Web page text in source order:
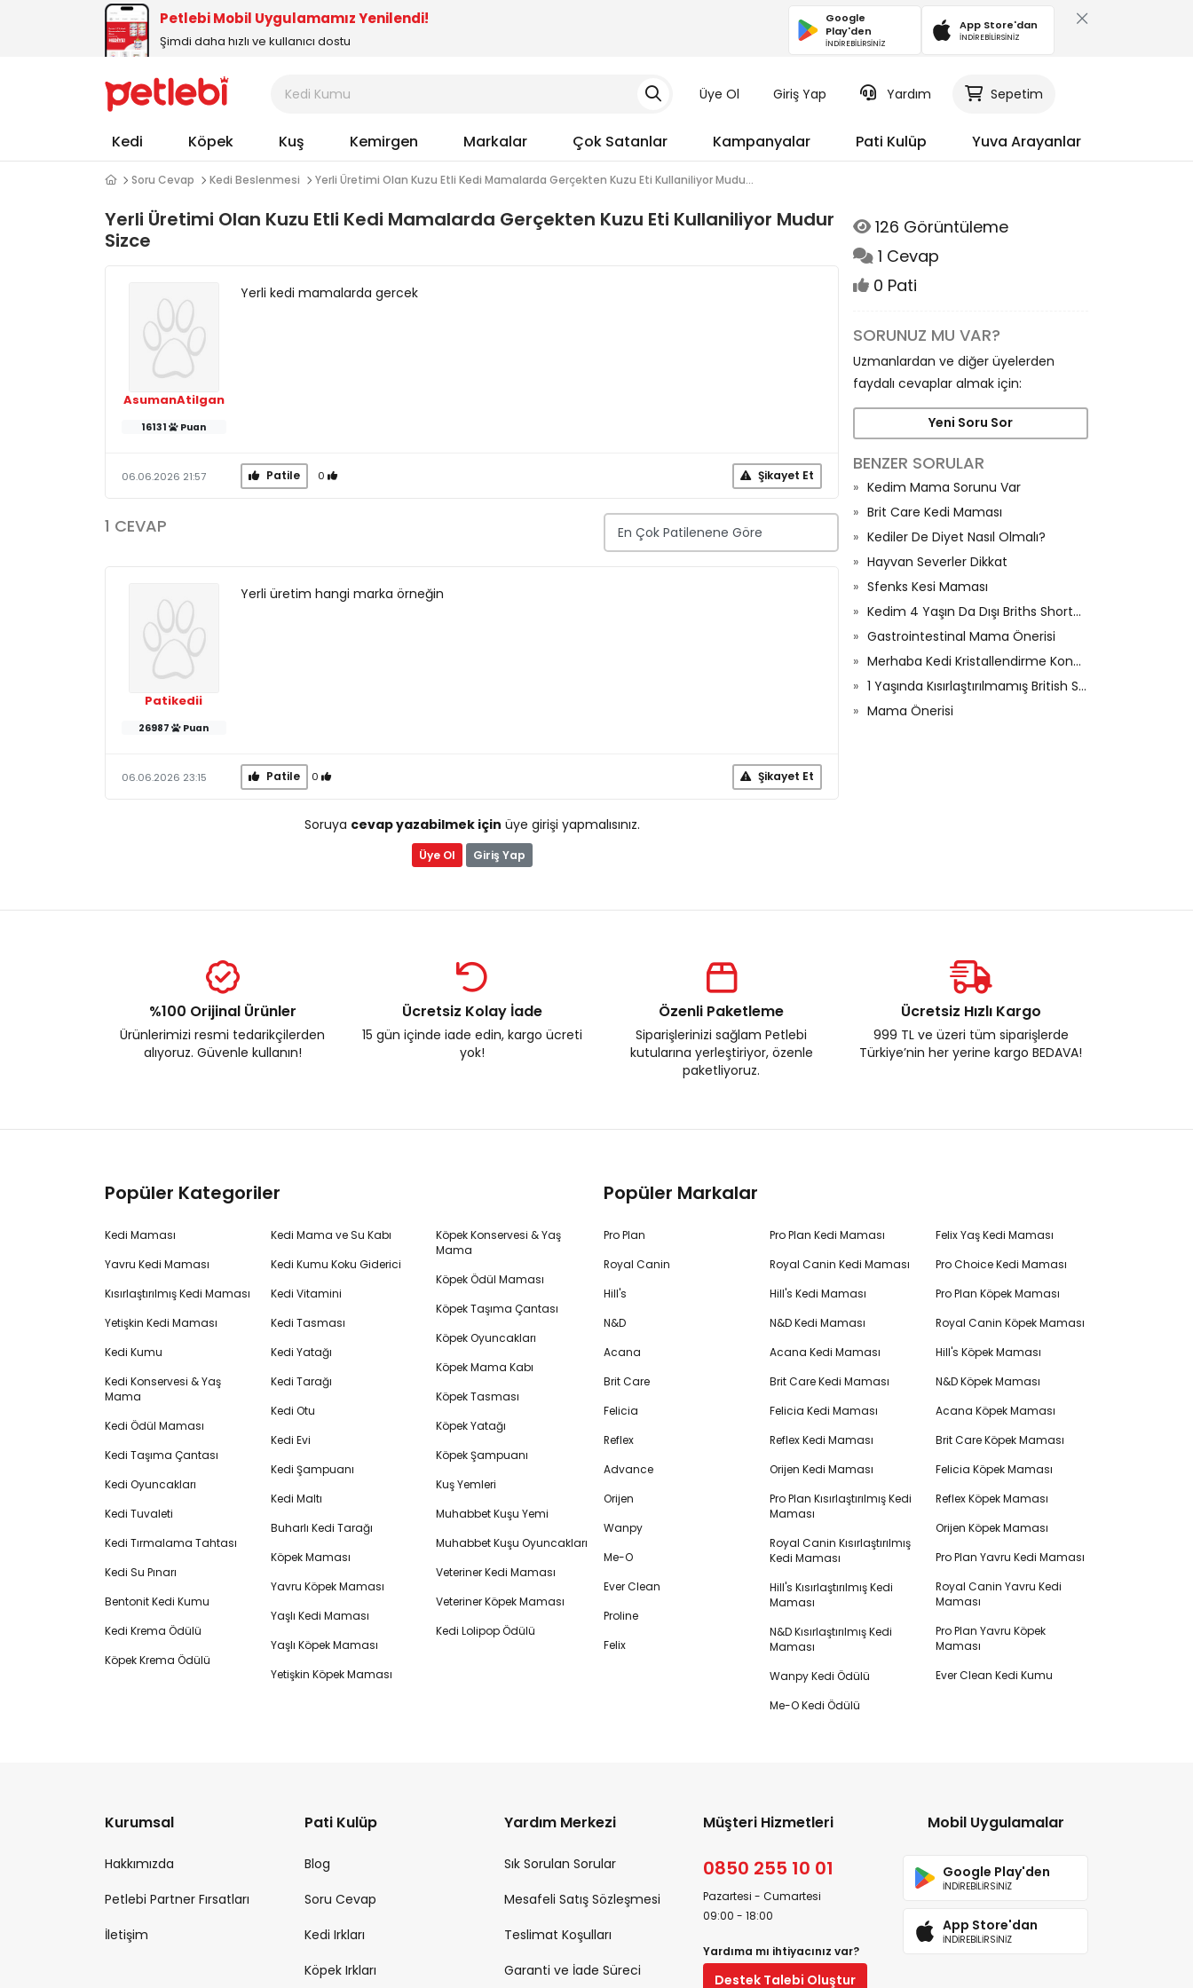
Petlebi Mobil Uygulamamız Yenilendi!
Şimdi daha hızlı ve kullanıcı dostu
Google
Play'den
İNDİREBİLİRSİNİZ
App Store'dan
İNDİREBİLİRSİNİZ
Üye Ol Giriş Yap Yardım Sepetim
Kedi Köpek Kuş Kemirgen Markalar Çok Satanlar Kampanyalar Pati Kulüp Yuva Arayanlar
Soru Cevap Kedi Beslenmesi Yerli Üretimi Olan Kuzu Etli Kedi Mamalarda Gerçekten Kuzu Eti Kullaniliyor Mudu...
Yerli Üretimi Olan Kuzu Etli Kedi Mamalarda Gerçekten Kuzu Eti Kullaniliyor Mudur
Sizce
AsumanAtilgan
16131 Puan
Yerli kedi mamalarda gercek
06.06.2026 21:57 Patile 0 Şikayet Et
1 CEVAP
Patikedii
26987 Puan
Yerli üretim hangi marka örneğin
06.06.2026 23:15 Patile 0 Şikayet Et
Soruya cevap yazabilmek için üye girişi yapmalısınız.
Üye Ol Giriş Yap
126 Görüntüleme
1 Cevap
0 Pati
SORUNUZ MU VAR?
Uzmanlardan ve diğer üyelerden
faydalı cevaplar almak için:
Yeni Soru Sor
BENZER SORULAR
Kedim Mama Sorunu Var
Brit Care Kedi Maması
Kediler De Diyet Nasıl Olmalı?
Hayvan Severler Dikkat
Sfenks Kesi Maması
Kedim 4 Yaşın Da Dışı Briths Shorthair
Gastrointestinal Mama Önerisi
Merhaba Kedi Kristallendirme Konusunda İhtiyaçım Var
1 Yaşında Kısırlaştırılmamış British Shorthair Kedi İçin En Uygun Mama
Mama Önerisi
%100 Orijinal Ürünler
Ürünlerimizi resmi tedarikçilerden
alıyoruz. Güvenle kullanın!
Ücretsiz Kolay İade
15 gün içinde iade edin, kargo ücreti
yok!
Özenli Paketleme
Siparişlerinizi sağlam Petlebi
kutularına yerleştiriyor, özenle
paketliyoruz.
Ücretsiz Hızlı Kargo
999 TL ve üzeri tüm siparişlerde
Türkiye’nin her yerine kargo BEDAVA!
Popüler Kategoriler
Kedi Maması
Yavru Kedi Maması
Kısırlaştırılmış Kedi Maması
Yetişkin Kedi Maması
Kedi Kumu
Kedi Konservesi & Yaş
Mama
Kedi Ödül Maması
Kedi Taşıma Çantası
Kedi Oyuncakları
Kedi Tuvaleti
Kedi Tırmalama Tahtası
Kedi Su Pınarı
Bentonit Kedi Kumu
Kedi Krema Ödülü
Köpek Krema Ödülü
Kedi Mama ve Su Kabı
Kedi Kumu Koku Giderici
Kedi Vitamini
Kedi Tasması
Kedi Yatağı
Kedi Tarağı
Kedi Otu
Kedi Evi
Kedi Şampuanı
Kedi Maltı
Buharlı Kedi Tarağı
Köpek Maması
Yavru Köpek Maması
Yaşlı Kedi Maması
Yaşlı Köpek Maması
Yetişkin Köpek Maması
Köpek Konservesi & Yaş
Mama
Köpek Ödül Maması
Köpek Taşıma Çantası
Köpek Oyuncakları
Köpek Mama Kabı
Köpek Tasması
Köpek Yatağı
Köpek Şampuanı
Kuş Yemleri
Muhabbet Kuşu Yemi
Muhabbet Kuşu Oyuncakları
Veteriner Kedi Maması
Veteriner Köpek Maması
Kedi Lolipop Ödülü
Popüler Markalar
Pro Plan
Royal Canin
Hill's
N&D
Acana
Brit Care
Felicia
Reflex
Advance
Orijen
Wanpy
Me-O
Ever Clean
Proline
Felix
Pro Plan Kedi Maması
Royal Canin Kedi Maması
Hill's Kedi Maması
N&D Kedi Maması
Acana Kedi Maması
Brit Care Kedi Maması
Felicia Kedi Maması
Reflex Kedi Maması
Orijen Kedi Maması
Pro Plan Kısırlaştırılmış Kedi
Maması
Royal Canin Kısırlaştırılmış
Kedi Maması
Hill's Kısırlaştırılmış Kedi
Maması
N&D Kısırlaştırılmış Kedi
Maması
Wanpy Kedi Ödülü
Me-O Kedi Ödülü
Felix Yaş Kedi Maması
Pro Choice Kedi Maması
Pro Plan Köpek Maması
Royal Canin Köpek Maması
Hill's Köpek Maması
N&D Köpek Maması
Acana Köpek Maması
Brit Care Köpek Maması
Felicia Köpek Maması
Reflex Köpek Maması
Orijen Köpek Maması
Pro Plan Yavru Kedi Maması
Royal Canin Yavru Kedi
Maması
Pro Plan Yavru Köpek
Maması
Ever Clean Kedi Kumu
Kurumsal
Hakkımızda
Petlebi Partner Fırsatları
İletişim
Pati Kulüp
Blog
Soru Cevap
Kedi Irkları
Köpek Irkları
Yardım Merkezi
Sık Sorulan Sorular
Mesafeli Satış Sözleşmesi
Teslimat Koşulları
Garanti ve İade Süreci
Müşteri Hizmetleri
0850 255 10 01
Pazartesi - Cumartesi
09:00 - 18:00
Yardıma mı ihtiyacınız var?
Destek Talebi Oluştur
Mobil Uygulamalar
Google Play'den
İNDİREBİLİRSİNİZ
App Store'dan
İNDİREBİLİRSİNİZ